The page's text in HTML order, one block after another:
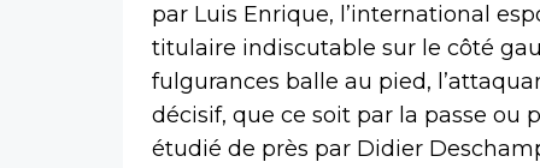
par Luis Enrique, l’international
titulaire indiscutable sur le côté
fulgurances balle au pied,
décisif, que ce soit par la passe ou
étudié de près par Didier